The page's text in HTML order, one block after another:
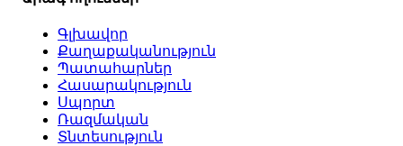
Գլխավոր
Քաղաքականություն
Պատահարներ
Հասարակություն
Սպորտ
Ռազմական
Տնտեսություն